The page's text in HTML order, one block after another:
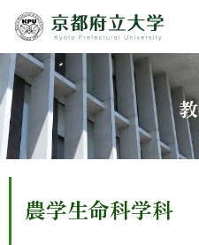
ー
バ
ル
ナ
ビ
ゲ
へ
タ
ー
へ
農学生命科学科